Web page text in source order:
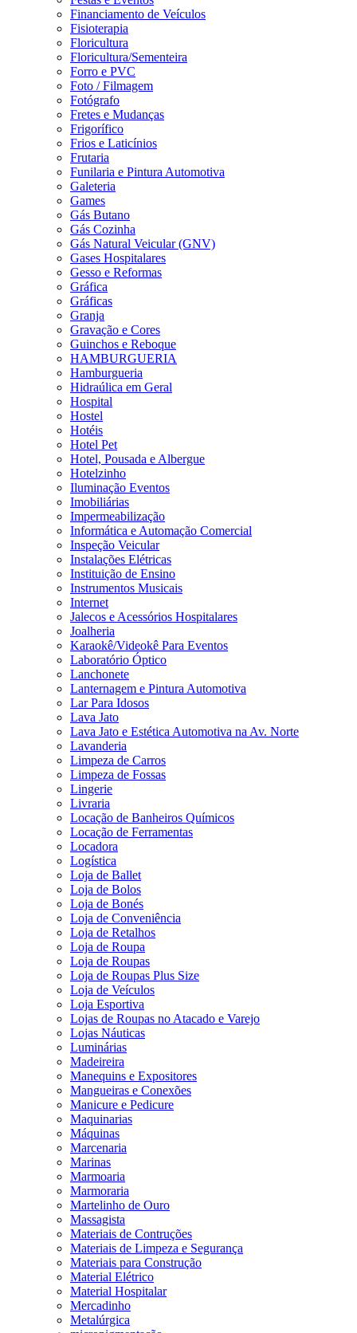
Financiamento de Veículos
Fisioterapia
Floricultura
Floricultura/Sementeira
Forro e PVC
Foto / Filmagem
Fotógrafo
Fretes e Mudanças
Frigorífico
Frios e Laticínios
Frutaria
Funilaria e Pintura Automotiva
Galeteria
Games
Gás Butano
Gás Cozinha
Gás Natural Veicular (GNV)
Gases Hospitalares
Gesso e Reformas
Gráfica
Gráficas
Granja
Gravação e Cores
Guinchos e Reboque
HAMBURGUERIA
Hamburgueria
Hidraúlica em Geral
Hospital
Hostel
Hotéis
Hotel Pet
Hotel, Pousada e Albergue
Hotelzinho
Iluminação Eventos
Imobiliárias
Impermeabilização
Informática e Automação Comercial
Inspeção Veicular
Instalações Elétricas
Instituição de Ensino
Instrumentos Musicais
Internet
Jalecos e Acessórios Hospitalares
Joalheria
Karaokê/Videokê Para Eventos
Laboratório Óptico
Lanchonete
Lanternagem e Pintura Automotiva
Lar Para Idosos
Lava Jato
Lava Jato e Estética Automotiva na Av. Norte
Lavanderia
Limpeza de Carros
Limpeza de Fossas
Lingerie
Livraria
Locação de Banheiros Químicos
Locação de Ferramentas
Locadora
Logística
Loja de Ballet
Loja de Bolos
Loja de Bonés
Loja de Conveniência
Loja de Retalhos
Loja de Roupa
Loja de Roupas
Loja de Roupas Plus Size
Loja de Veículos
Loja Esportiva
Lojas de Roupas no Atacado e Varejo
Lojas Náuticas
Luminárias
Madeireira
Manequins e Expositores
Mangueiras e Conexões
Manicure e Pedicure
Maquinarias
Máquinas
Marcenaria
Marinas
Marmoaria
Marmoraria
Martelinho de Ouro
Massagista
Materiais de Contruções
Materiais de Limpeza e Segurança
Materiais para Construção
Material Elétrico
Material Hospitalar
Mercadinho
Metalúrgica